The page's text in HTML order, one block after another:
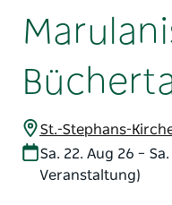
St.-Stephans-
Sa. 22. Aug 26 –
Veranstaltung)